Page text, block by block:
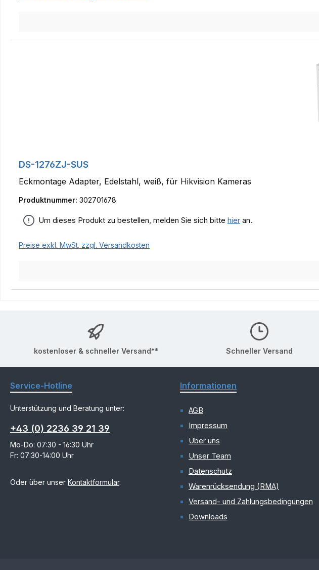
DS-1276ZJ-SUS
Eckmontage Adapter, Edelstahl, weiß, für Hikvision Kameras
Produktnummer: 302701678
Um dieses Produkt zu bestellen, melden Sie sich bitte hier an.
Preise exkl. MwSt. zzgl. Versandkosten
kostenloser & schneller Versand** Schneller Versand
Service-Hotline
Unterstützung und Beratung unter:
+43 (0) 2236 39 21 39
Mo-Do: 07:30 - 16:30 Uhr
Fr: 07:30-14:00 Uhr
Oder über unser Kontaktformular.
Informationen
AGB
Impressum
Über uns
Unser Team
Datenschutz
Warenrücksendung (RMA)
Versand- und Zahlungsbedingungen
Downloads